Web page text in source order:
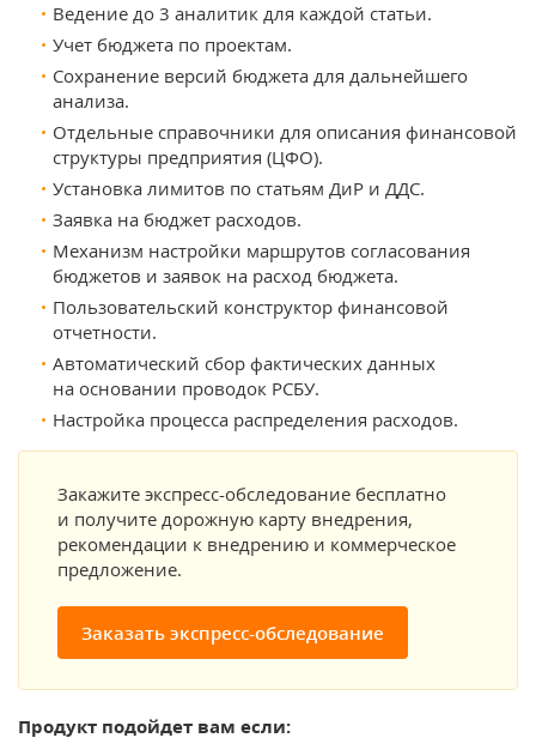
Ведение до 3 аналитик для каждой статьи.
Учет бюджета по проектам.
Сохранение версий бюджета для дальнейшего
анализа.
Отдельные справочники для описания финансовой
структуры предприятия (ЦФО).
Установка лимитов по статьям ДиР и ДДС.
Заявка на бюджет расходов.
Механизм настройки маршрутов согласования
бюджетов и заявок на расход бюджета.
Пользовательский конструктор финансовой
отчетности.
Автоматический сбор фактических данных
на основании проводок РСБУ.
Настройка процесса распределения расходов.
Закажите экспресс-обследование бесплатно
и получите дорожную карту внедрения,
рекомендации к внедрению и коммерческое
предложение.
Заказать экспресс-обследование
Продукт подойдет вам если: